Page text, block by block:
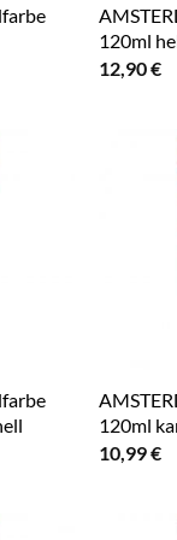
120ml
12,90€
120ml
10,99€